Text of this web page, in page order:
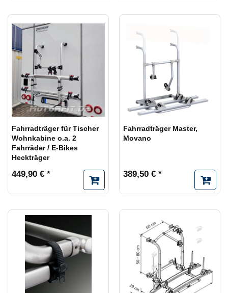
Fahrradträger für Tischer
Wohnkabine o.a. 2
Fahrräder / E-Bikes
Heckträger
449,90 € *
Fahrradträger Master,
Movano
389,50 € *